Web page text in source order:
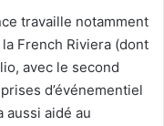
travaille notamment
French Riviera (dont
avec le second
d’événementiel
aussi aidé au